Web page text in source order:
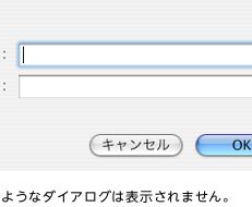
なダイアログは表示されません。